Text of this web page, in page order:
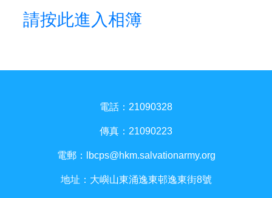
請按此進入相簿
電話：21090328
傳真：21090223
電郵： lbcps@hkm.salvationarmy.org
地址：大嶼山東涌逸東邨逸東街8號